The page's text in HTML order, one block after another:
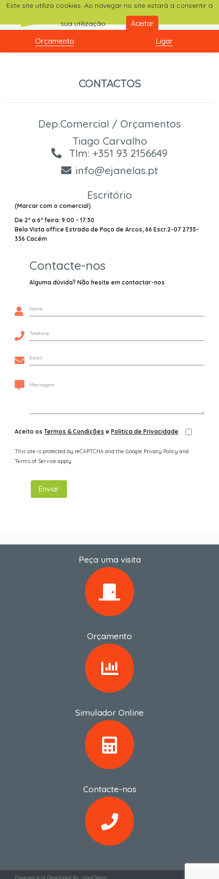
Orçamento Ligar
CONTACTOS
Dep.Comercial / Orçamentos
Tiago Carvalho
Tlm: +351 93 2156649
info@ejanelas.pt
Escritório
(Marcar com o comercial)
De 2º a 6º feira: 9:00 - 17:30
Bela Vista office Estrada de Paço de Arcos, 66 Escr.2-07 2735-
336 Cacém
Contacte-nos
Alguma dúvida? Não hesite em contactar-nos
Aceito os Termos & Condições e Politica de Privacidade
This site is protected by reCAPTCHA and the Google Privacy Policy and
Terms of Service apply.
Enviar
Peça uma visita
Orçamento
Simulador Online
Contacte-nos
Powered and Developed By : WebTeam
Este site utiliza cookies. Ao navegar no site estará a consentir a
sua utilização. Aceitar